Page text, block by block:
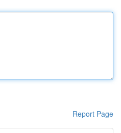
Report Page